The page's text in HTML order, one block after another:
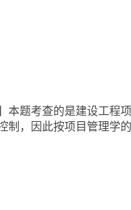
本题考查的是建设工
制，因此按项目管理学